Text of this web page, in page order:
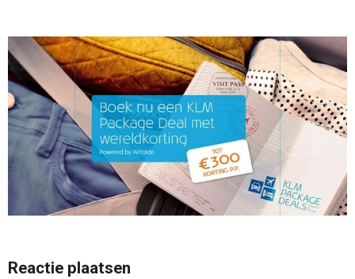
Reactie plaatsen